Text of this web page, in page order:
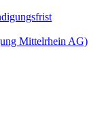
Mittelrhein AG)